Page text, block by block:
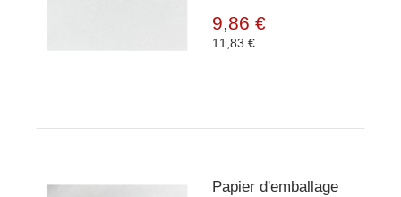
200)
9,86 €
11,83 €
Papier d'emballage